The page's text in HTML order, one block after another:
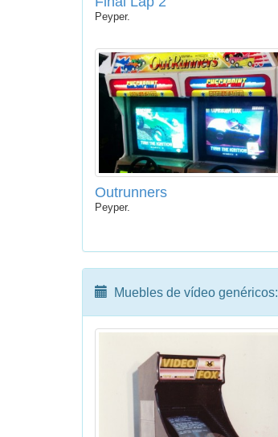
Peyper.
Outrunners
Peyper.
Muebles de vídeo genéricos: